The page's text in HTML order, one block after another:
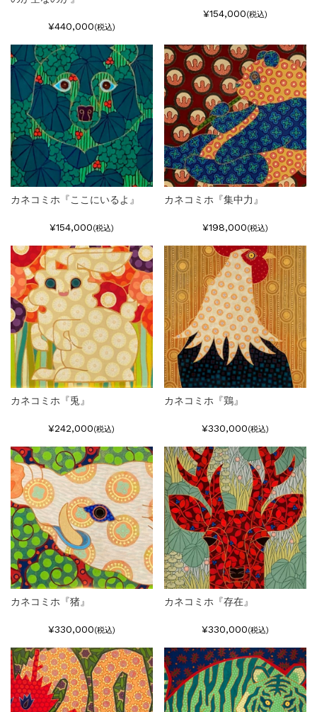
¥440,000(税込)
¥154,000(税込)
カネコミホ『ここにいるよ』
¥154,000(税込)
カネコミホ『集中力』
¥198,000(税込)
カネコミホ『兎』
¥242,000(税込)
カネコミホ『鶏』
¥330,000(税込)
カネコミホ『猪』
¥330,000(税込)
カネコミホ『存在』
¥330,000(税込)